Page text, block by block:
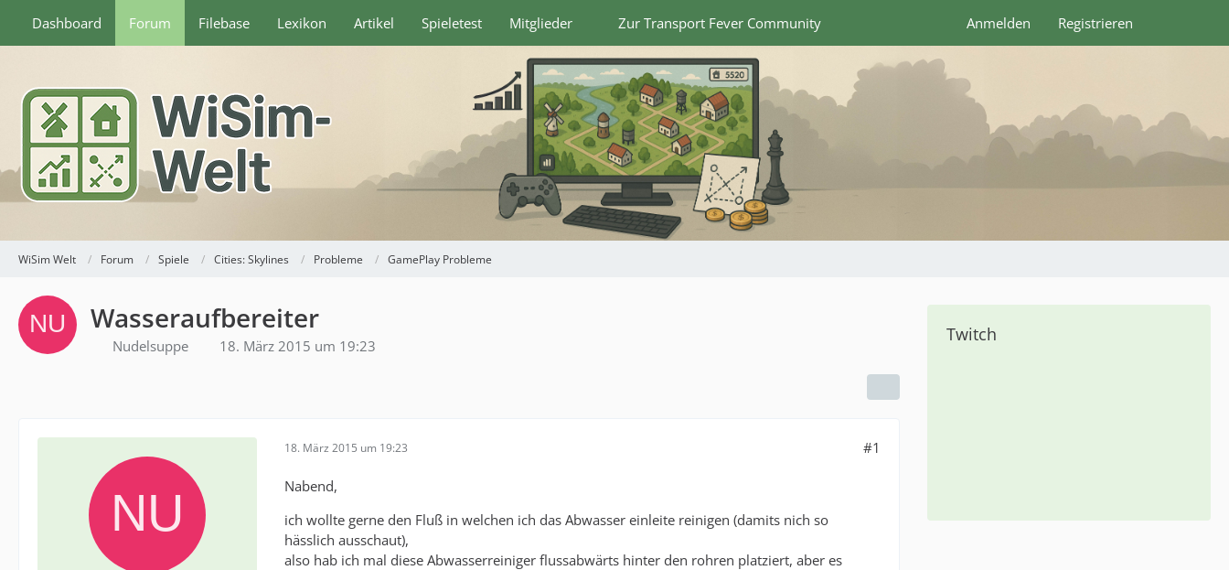
Dashboard Forum Filebase Lexikon Artikel Spieletest Mitglieder Zur Transport Fever Community Anmelden Registrieren
WiSim Welt Forum Spiele Cities: Skylines Probleme GamePlay Probleme
Wasseraufbereiter
Nudelsuppe 18. März 2015 um 19:23
18. März 2015 um 19:23 #1
Nabend,
ich wollte gerne den Fluß in welchen ich das Abwasser einleite reinigen (damits nich so
hässlich ausschaut),
also hab ich mal diese Abwasserreiniger flussabwärts hinter den rohren platziert, aber es
Twitch